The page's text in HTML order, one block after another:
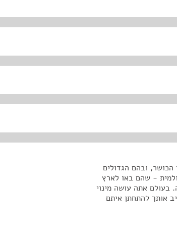
הכושר, ובהם הגדולים
- שהם באו לארץ
בעולם אתה עושה מינוי
אותך להתחתן איתם